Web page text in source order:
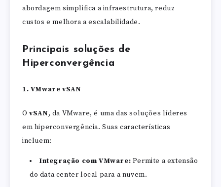
abordagem simplifica a infraestrutura, reduz
custos e melhora a escalabilidade.
Principais soluções de
Hiperconvergência
1. VMware vSAN
OvSAN, da VMware, é uma das soluções líderes
em hiperconvergência. Suas características
incluem:
Integração com VMware: Permite a extensão
do data center local para a nuvem.